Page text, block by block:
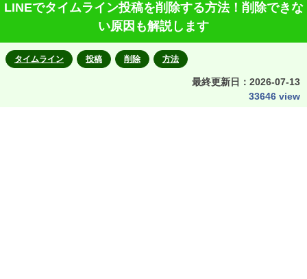
LINEでタイムライン投稿を削除する方法！削除できな
い原因も解説します
タイムライン 投稿 削除 方法
最終更新日： 2026-07-13
33646 view